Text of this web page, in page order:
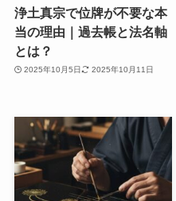
浄土真宗で位牌が不要な本
当の理由｜過去帳と法名軸
とは？
2025年10月5日 2025年10月11日